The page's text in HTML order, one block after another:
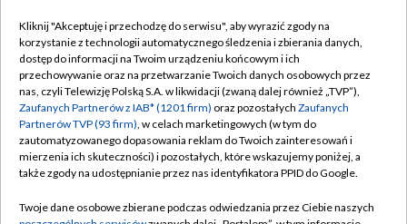
TVP
Abonament TVP
Emisja w TVP
Centrum informacji TVP
Naziemna Telewizja Cyfrowa
Regulamin TVP
Polityka prywatności
Moje zgody
Pomoc
Kliknij "Akceptuję i przechodzę do serwisu", aby wyrazić zgody na
korzystanie z technologii automatycznego śledzenia i zbierania danych,
dostęp do informacji na Twoim urządzeniu końcowym i ich
przechowywanie oraz na przetwarzanie Twoich danych osobowych przez
nas, czyli Telewizję Polską S.A. w likwidacji (zwaną dalej również „TVP”),
Zaufanych Partnerów z IAB* (1201 firm) oraz pozostałych Zaufanych
Partnerów TVP (93 firm), w celach marketingowych (w tym do
zautomatyzowanego dopasowania reklam do Twoich zainteresowań i
mierzenia ich skuteczności) i pozostałych, które wskazujemy poniżej, a
także zgody na udostępnianie przez nas identyfikatora PPID do Google.
Twoje dane osobowe zbierane podczas odwiedzania przez Ciebie naszych